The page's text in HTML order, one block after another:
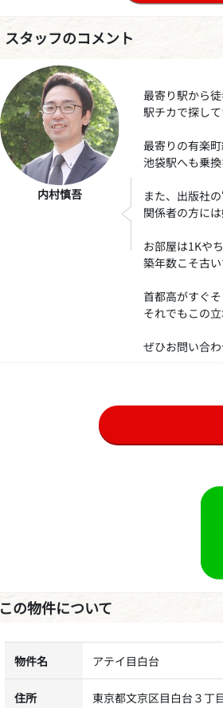
スタッフのコメント
内村慎吾
最寄り駅から
駅チカで探し
最寄りの有楽
池袋駅へも乗
また、出版社
関係者の方に
お部屋は1Kや
築年数こそ古
首都高がすぐ
それでもこの立
ぜひお問い合わ
この物件について
物件名 アテイ目白台
住所 東京都文京区目白台３丁